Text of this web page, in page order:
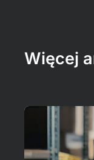
Więcej
Czytaj